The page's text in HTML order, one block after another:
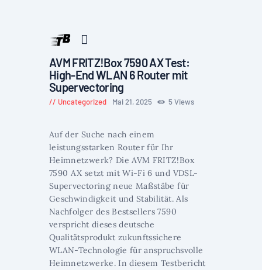
AVM FRITZ!Box 7590 AX Test:
High-End WLAN 6 Router mit
Supervectoring
Uncategorized Mai 21, 2025 5 Views
Auf der Suche nach einem
leistungsstarken Router für Ihr
Heimnetzwerk? Die AVM FRITZ!Box
7590 AX setzt mit Wi-Fi 6 und VDSL-
Supervectoring neue Maßstäbe für
Geschwindigkeit und Stabilität. Als
Nachfolger des Bestsellers 7590
verspricht dieses deutsche
Qualitätsprodukt zukunftssichere
WLAN-Technologie für anspruchsvolle
Heimnetzwerke. In diesem Testbericht